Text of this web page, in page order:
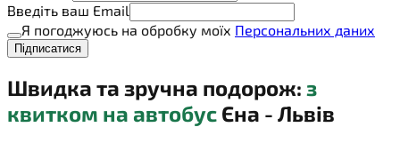
Введіть ваш Email
Я погоджуюсь на обробку моїх Персональних даних
Підписатися
Швидка та зручна подорож: з
квитком на автобус Єна - Львів